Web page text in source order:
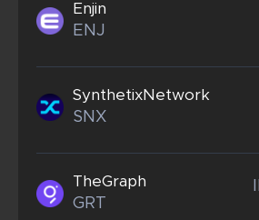
Enjin
ENJ
SynthetixNetwork
SNX
TheGraph
GRT